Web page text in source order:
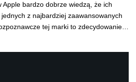
Apple bardzo dobrze wiedzą, że ich
z najbardziej zaawansowanych
tej marki to zdecydowanie…